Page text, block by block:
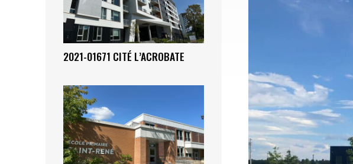
2021-01671 CITÉ L’ACROBATE